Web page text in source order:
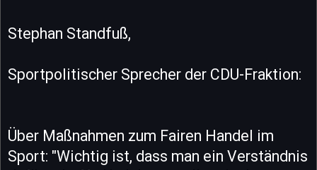
Stephan Standfuß,
Sportpolitischer Sprecher der CDU-Fraktion:
Über Maßnahmen zum Fairen Handel im
Sport: "Wichtig ist, dass man ein Verständnis